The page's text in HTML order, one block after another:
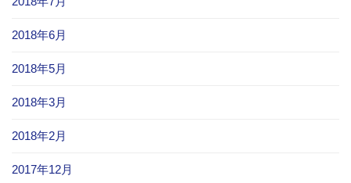
2018年6月
2018年5月
2018年3月
2018年2月
2017年12月